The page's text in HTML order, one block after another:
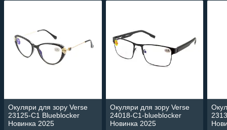
Окуляри для зору Verse
23125-C1 Blueblocker
Новинка 2025
Окуляри для зору Verse
24018-C1-blueblocker
Новинка 2025